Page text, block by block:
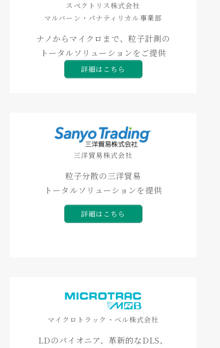
スペクトリス株式会社
マルバーン・パナティリカル事業部
ナノからマイクロまで、粒子計測の
トータルソリューションをご提供
詳細はこちら
三洋貿易株式会社
粒子分散の三洋貿易
トータルソリューションを提供
詳細はこちら
マイクロトラック・ベル株式会社
LDのパイオニア、革新的なDLS、